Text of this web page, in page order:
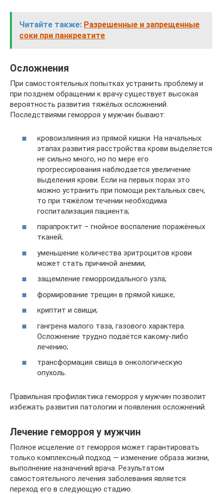
Читайте также: Разрешенные и запрещенные
соки при панкреатите
Осложнения
При самостоятельных попытках устранить проблему и
при позднем обращении к врачу существует высокая
вероятность развития тяжёлых осложнений.
Последствиями геморроя у мужчин бывают:
кровоизлияния из прямой кишки. На начальных
этапах развития расстройства крови выделяется
не сильно много, но по мере его
прогрессирования наблюдается увеличение
выделения крови. Если на первых порах это
можно устранить при помощи ректальных свеч,
то при тяжёлом течении необходима
госпитализация пациента;
парапроктит – гнойное воспаление поражённых
тканей;
уменьшение количества эритроцитов крови
может стать причиной анемии;
защемление геморроидального узла;
формирование трещин в прямой кишке;
криптит и свищи;
гангрена малого таза, газового характера.
Осложнение трудно подаётся какому-либо
лечению;
трансформация свища в онкологическую
опухоль.
Правильная профилактика геморроя у мужчин позволит
избежать развития патологии и появления осложнений.
Лечение геморроя у мужчин
Полное исцеление от геморроя может гарантировать
только комплексный подход — изменение образа жизни,
выполнение назначений врача. Результатом
самостоятельного лечения заболевания является
переход его в следующую стадию.